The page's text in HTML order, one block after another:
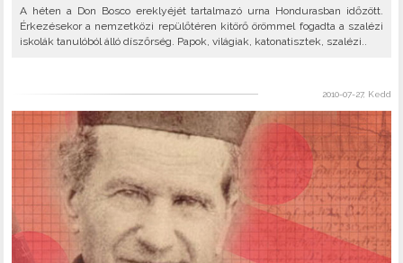
A héten a Don Bosco ereklyéjét tartalmazó urna Hondurasban időzött.
Érkezésekor a nemzetközi repülőtéren kitörő örömmel fogadta a szalézi
iskolák tanulóból álló díszőrség. Papok, világiak, katonatisztek, szalézi..
2010-07-27, Kedd